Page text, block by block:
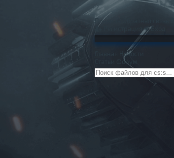
Правила
Вход
Новости
Форум